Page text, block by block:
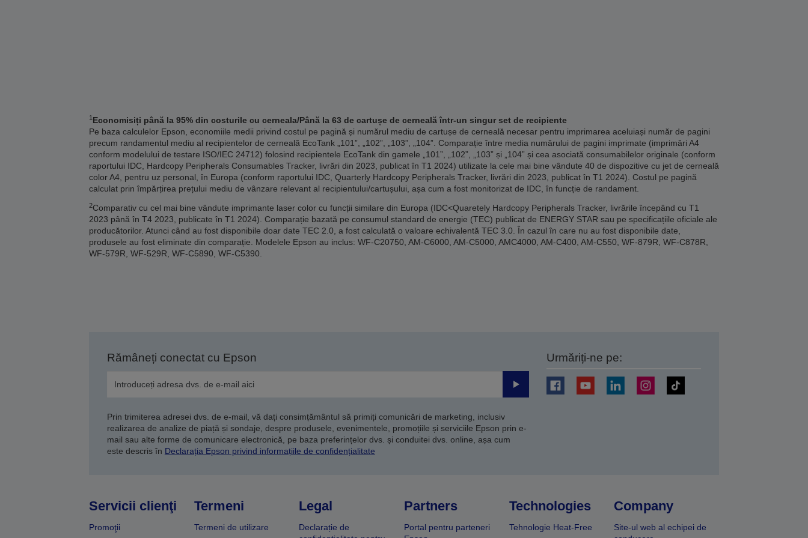
1Economisiți până la 95% din costurile cu cerneala/Până la 63 de cartușe de cerneală într-un singur set de recipiente
Pe baza calculelor Epson, economiile medii privind costul pe pagină și numărul mediu de cartușe de cerneală necesar pentru imprimarea aceluiași număr de pagini
precum randamentul mediu al recipientelor de cerneală EcoTank „101”, „102”, „103”, „104”. Comparație între media numărului de pagini imprimate (imprimări A4
conform modelului de testare ISO/IEC 24712) folosind recipientele EcoTank din gamele „101”, „102”, „103” și „104” și cea asociată consumabilelor originale (conform
raportului IDC, Hardcopy Peripherals Consumables Tracker, livrări din 2023, publicat în T1 2024) utilizate la cele mai bine vândute 40 de dispozitive cu jet de cerneală
color A4, pentru uz personal, în Europa (conform raportului IDC, Quarterly Hardcopy Peripherals Tracker, livrări din 2023, publicat în T1 2024). Costul pe pagină
calculat prin împărțirea prețului mediu de vânzare relevant al recipientului/cartușului, așa cum a fost monitorizat de IDC, în funcție de randament.
2Comparativ cu cel mai bine vândute imprimante laser color cu funcții similare din Europa (IDC<Quaretely Hardcopy Peripherals Tracker, livrările începând cu T1
2023 până în T4 2023, publicate în T1 2024). Comparație bazată pe consumul standard de energie (TEC) publicat de ENERGY STAR sau pe specificațiile oficiale ale
producătorilor. Atunci când au fost disponibile doar date TEC 2.0, a fost calculată o valoare echivalentă TEC 3.0. În cazul în care nu au fost disponibile date,
produsele au fost eliminate din comparație. Modelele Epson au inclus: WF-C20750, AM-C6000, AM-C5000, AMC4000, AM-C400, AM-C550, WF-879R, WF-C878R,
WF-579R, WF-529R, WF-C5890, WF-C5390.
Rămâneți conectat cu Epson
Trimiteți
Prin trimiterea adresei dvs. de e-mail, vă dați consimțământul să primiți comunicări de marketing, inclusiv
realizarea de analize de piață și sondaje, despre produsele, evenimentele, promoțiile și serviciile Epson prin e-
mail sau alte forme de comunicare electronică, pe baza preferințelor dvs. și conduitei dvs. online, așa cum
este descris în Declarația Epson privind informațiile de confidențialitate
Urmăriți-ne pe:
Servicii clienţi
Promoţii
Termeni
Termeni de utilizare
Legal
Declarație de
Partners
Portal pentru parteneri
Technologies
Tehnologie Heat-Free
Company
Site-ul web al echipei de